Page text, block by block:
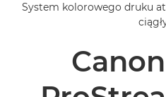
Rozwiązania i usługi
System kolorowego druku